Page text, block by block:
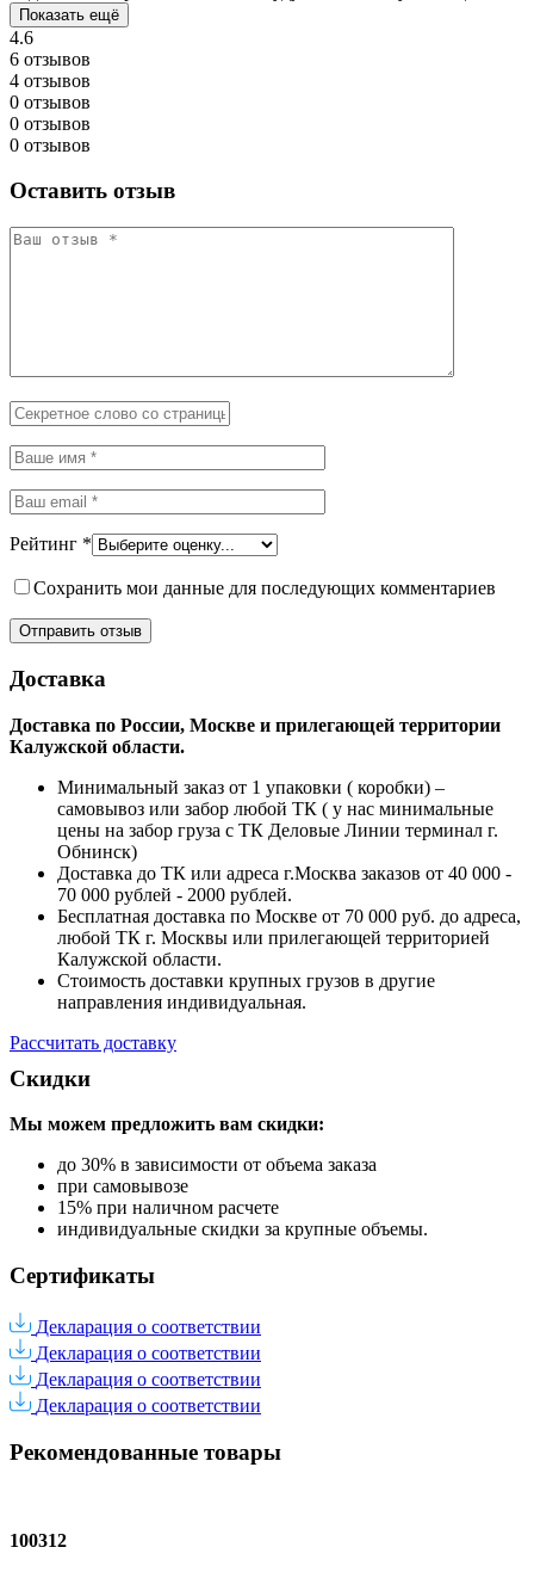
Показать ещё
4.6
6 отзывов
4 отзывов
0 отзывов
0 отзывов
0 отзывов
Оставить отзыв
Рейтинг *
Сохранить мои данные для последующих комментариев
Доставка
Доставка по России, Москве и прилегающей территории
Калужской области.
Минимальный заказ от 1 упаковки ( коробки) –
самовывоз или забор любой ТК ( у нас минимальные
цены на забор груза с ТК Деловые Линии терминал г.
Обнинск)
Доставка до ТК или адреса г.Москва заказов от 40 000 -
70 000 рублей - 2000 рублей.
Бесплатная доставка по Москве от 70 000 руб. до адреса,
любой ТК г. Москвы или прилегающей территорией
Калужской области.
Стоимость доставки крупных грузов в другие
направления индивидуальная.
Рассчитать доставку
Скидки
Мы можем предложить вам скидки:
до 30% в зависимости от объема заказа
при самовывозе
15% при наличном расчете
индивидуальные скидки за крупные объемы.
Сертификаты
Декларация о соответствии
Декларация о соответствии
Декларация о соответствии
Декларация о соответствии
Рекомендованные товары
100312